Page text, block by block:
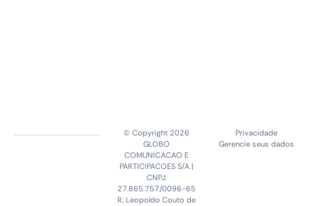
© Copyright 2026
GLOBO
COMUNICACAO E
PARTICIPACOES S/A |
CNPJ:
27.865.757/0096-65
R. Leopoldo Couto de
Privacidade
Gerencie seus dados